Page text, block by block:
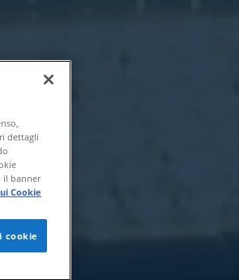
dettagli
il banner
Cookie
cookie